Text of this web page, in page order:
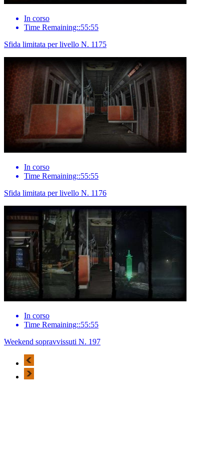
In corso
Time Remaining::55:55
Sfida limitata per livello N. 1175
In corso
Time Remaining::55:55
Sfida limitata per livello N. 1176
In corso
Time Remaining::55:55
Weekend sopravvissuti N. 197